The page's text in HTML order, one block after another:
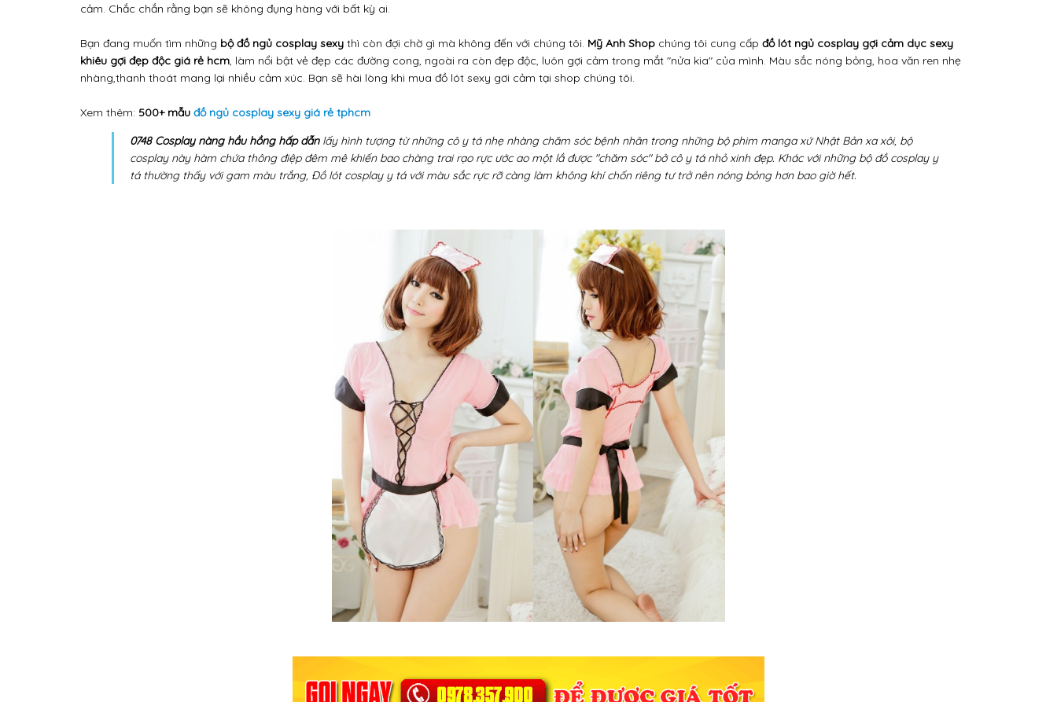
cảm. Chắc chắn rằng bạn sẽ không đụng hàng với bất kỳ ai.
Bạn đang muốn tìm những bộ đồ ngủ cosplay sexy thì còn đợi chờ gì mà không đến với chúng tôi. Mỹ Anh Shop chúng tôi cung cấp đồ lót ngủ cosplay gợi cảm dục sexy
khiêu gợi đẹp độc giá rẻ hcm, làm nổi bật vẻ đẹp các đường cong, ngoài ra còn đẹp độc, luôn gợi cảm trong mắt "nửa kia" của mình. Màu sắc nóng bỏng, hoa văn ren nhẹ
nhàng,thanh thoát mang lại nhiều cảm xúc. Bạn sẽ hài lòng khi mua đồ lót sexy gơi cảm tại shop chúng tôi.
Xem thêm: 500+ mẫu đồ ngủ cosplay sexy giá rẻ tphcm
0748 Cosplay nàng hầu hồng hấp dẫnlấy hình tượng từ những cô y tá nhẹ nhàng chăm sóc bệnh nhân trong những bộ phim manga xứ Nhật Bản xa xôi, bộ
cosplay này hàm chứa thông điệp đêm mê khiến bao chàng trai rạo rực ước ao một lầ được "chăm sóc" bở cô y tá nhỏ xinh đẹp. Khác với những bộ đồ cosplay y
tá thường thấy với gam màu trắng, Đồ lót cosplay y tá với màu sắc rực rỡ càng làm không khí chốn riêng tư trở nên nóng bỏng hơn bao giờ hết.